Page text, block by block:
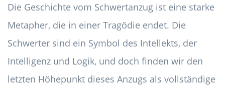
Die Geschichte vom Schwertanzug ist eine starke
Metapher, die in einer Tragödie endet. Die
Schwerter sind ein Symbol des Intellekts, der
Intelligenz und Logik, und doch finden wir den
letzten Höhepunkt dieses Anzugs als vollständige